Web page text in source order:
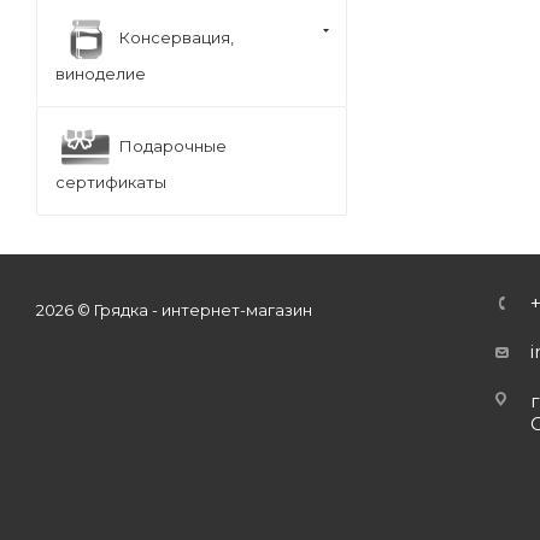
Консервация,
виноделие
Подарочные
сертификаты
2026 © Грядка - интернет-магазин